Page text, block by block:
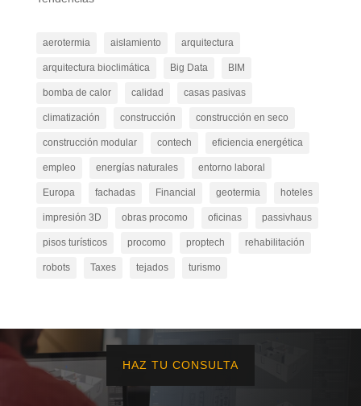
aerotermia aislamiento arquitectura
arquitectura bioclimática Big Data BIM
bomba de calor calidad casas pasivas
climatización construcción construcción en seco
construcción modular contech eficiencia energética
empleo energías naturales entorno laboral
Europa fachadas Financial geotermia hoteles
impresión 3D obras procomo oficinas passivhaus
pisos turísticos procomo proptech rehabilitación
robots Taxes tejados turismo
HAZ TU CONSULTA